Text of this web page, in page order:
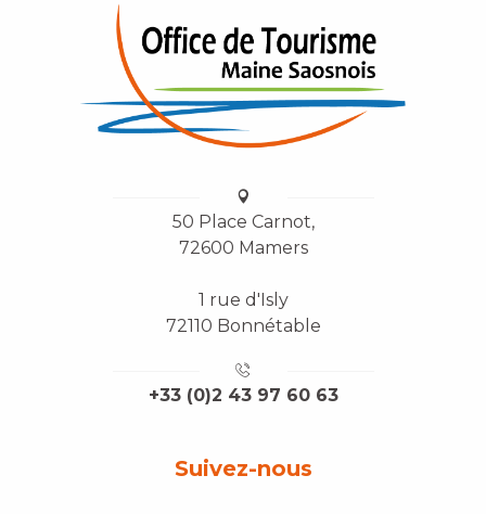
50 Place Carnot,
72600 Mamers
1 rue d'Isly
72110 Bonnétable
+33 (0)2 43 97 60 63
Suivez-nous